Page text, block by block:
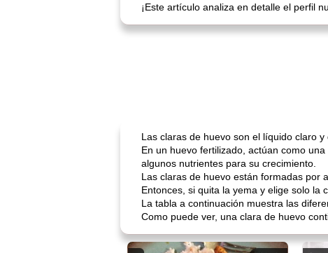
¡Este artículo analiza en detalle el perfil
Las claras de huevo son el líquido claro
En un huevo fertilizado, actúan como
algunos nutrientes para su crecimiento.
Las claras de huevo están formadas por
Entonces, si quita la yema y elige solo la
La tabla a continuación muestra las
Como puede ver, una clara de huevo